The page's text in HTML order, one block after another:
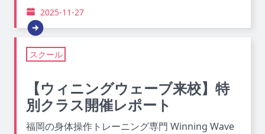
2025-11-27
スクール
【ウィニングウェーブ来校】特
別クラス開催レポート
福岡の身体操作トレーニング専門 Winning Wave